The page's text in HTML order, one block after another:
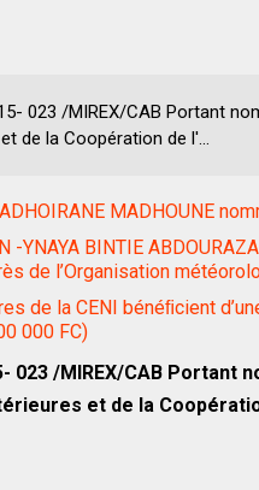
023 /MIREX/CAB Portant
de la Coopération de l'...
MADHOUNE
-YNAYA BINTIE
de l’Organisation
de la CENI bénéﬁcient
000 FC)
023 /MIREX/CAB
et de la